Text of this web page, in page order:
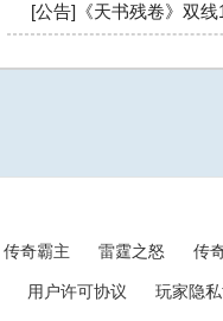
[公告]《天书残卷》双
传奇霸主 雷霆之怒 传
用户许可协议 玩家隐